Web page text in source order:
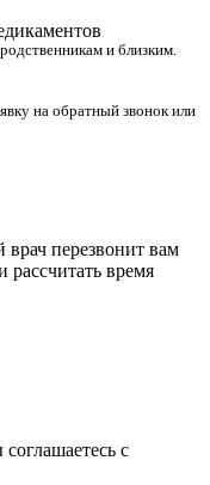
и близким.
на обратный звонок или
перезвонит вам
рассчитать время
с